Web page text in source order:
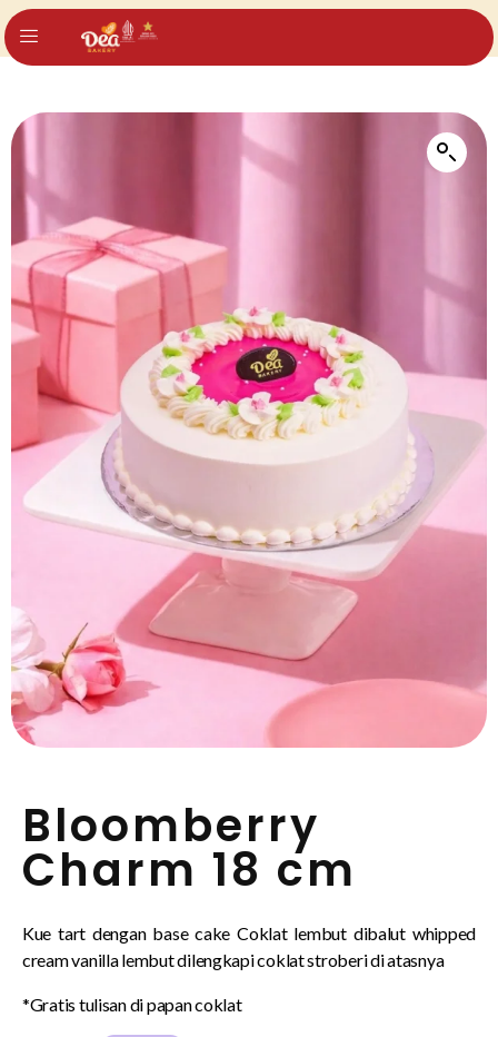
Bloomberry
Charm 18 cm
Kue tart dengan base cake Coklat lembut dibalut whipped
cream vanilla lembut dilengkapi coklat stroberi di atasnya
*Gratis tulisan di papan coklat